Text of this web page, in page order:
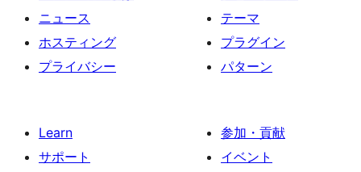
り
ニュース
ホスティング
プライバシー
テーマ
プラグイン
パターン
Learn
サポート
参加・貢献
イベント